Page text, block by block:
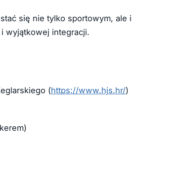
się nie tylko sportowym, ale i
wyjątkowej integracji.
(https://www.hjs.hr/)